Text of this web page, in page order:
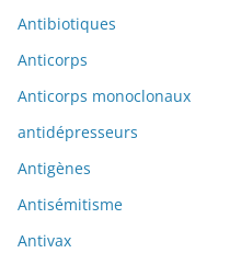
Antibiotiques
Anticorps
Anticorps monoclonaux
antidépresseurs
Antigènes
Antisémitisme
Antivax